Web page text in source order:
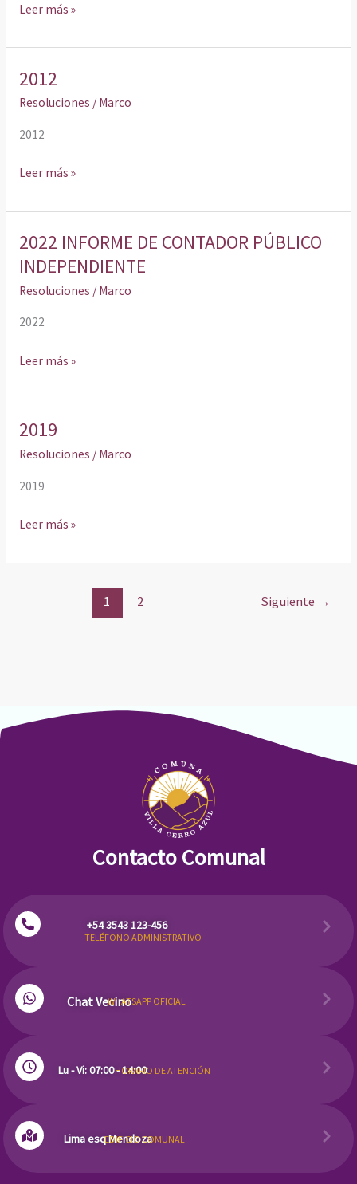
Leer más »
2012
Resoluciones / Marco
2012
2012
Leer más »
2022 INFORME DE CONTADOR PÚBLICO
INDEPENDIENTE
Resoluciones / Marco
2022
2022
INFORME
CONTADOR
PÚBLICO
Leer más »
2019
Resoluciones / Marco
2019
2019
Leer más »
1 2 Siguiente →
Contacto Comunal
+54 3543 123-456
TELÉFONO ADMINISTRATIVO
Chat VecinoWHATSAPP OFICIAL
Lu - Vi: 07:00 - 14:00HORARIO DE ATENCIÓN
Lima esq Mendoza
EDIFICIO COMUNAL